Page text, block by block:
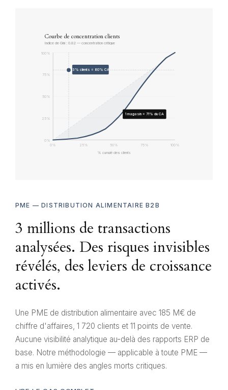
Courbe de concentration clients
Indice de Gini : 0.82 — concentration critique
100%
75%
50%
25%
0%
0% 25% 50% 75% 100%
13% clients = 80% CA
1 magasin = 71% du CA
% cumulé des clients
PME — DISTRIBUTION ALIMENTAIRE B2B
3 millions de transactions
analysées. Des risques invisibles
révélés, des leviers de croissance
activés.
Une PME de distribution alimentaire avec 185 M€ de
chiffre d'affaires, 1 720 clients et 11 points de vente.
Aucune visibilité analytique au-delà des rapports ERP de
base. Notre méthodologie — applicable à toute PME —
a mis en lumière des angles morts critiques.